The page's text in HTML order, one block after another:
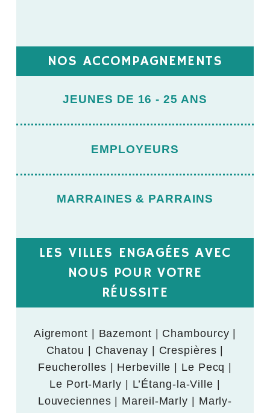
NOS ACCOMPAGNEMENTS
JEUNES DE 16 - 25 ANS
EMPLOYEURS
MARRAINES & PARRAINS
LES VILLES ENGAGÉES AVEC
NOUS POUR VOTRE
RÉUSSITE
Aigremont | Bazemont | Chambourcy |
Chatou | Chavenay | Crespières |
Feucherolles | Herbeville | Le Pecq |
Le Port-Marly | L’Étang-la-Ville |
Louveciennes | Mareil-Marly | Marly-